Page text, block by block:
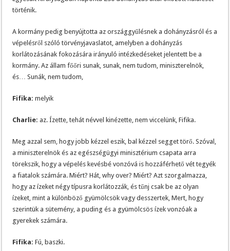
történik.
A kormány pedig benyújtotta az országgyűlésnek a dohányzásról és a
vépelésről szóló törvényjavaslatot, amelyben a dohányzás
korlátozásának fokozására irányuló intézkedéseket jelentett be a
kormány. Az állam főőri sunak, sunak, nem tudom, miniszterelnök,
és… Sunák, nem tudom,
Fifika: melyik
Charlie: az. Ízette, tehát névvel kinézette, nem viccelünk, Fifika.
Meg azzal sem, hogy jobb kézzel eszik, bal kézzel segget törő. Szóval,
a miniszterelnök és az egészségügyi minisztérium csapata arra
törekszik, hogy a vépelés kevésbé vonzóvá is hozzáférhető vét tegyék
a fiatalok számára. Miért? Hát, why over? Miért? Azt szorgalmazza,
hogy az ízeket négy típusra korlátozzák, és tűnj csak be az olyan
ízeket, mint a különböző gyümölcsök vagy desszertek, Mert, hogy
szerintük a sütemény, a puding és a gyümölcsös ízek vonzóak a
gyerekek számára.
Fifika: Fú, baszki.